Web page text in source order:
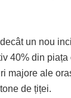
un nou
40% din
majore ale
de țiței.